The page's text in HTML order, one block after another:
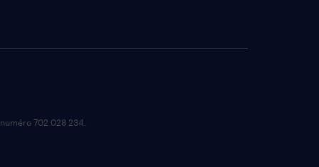
702 028 234.